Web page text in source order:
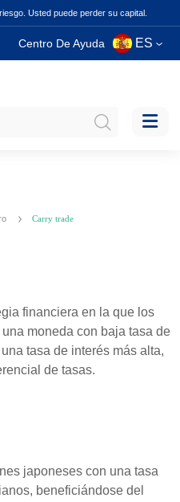
Usted puede perder su capital.
Centro De Ayuda ES
Carry trade
financiera en la que los
moneda con baja tasa de
tasa de interés más alta,
de tasas.
japoneses con una tasa
beneficiándose del